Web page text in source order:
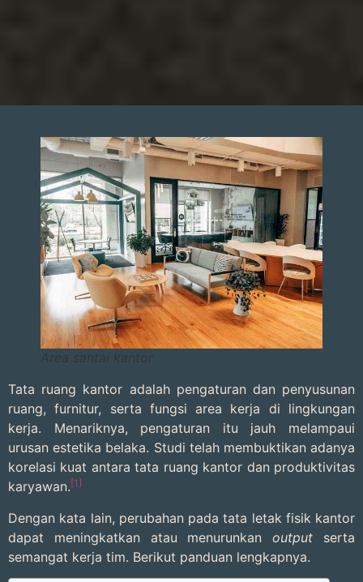
Area santai kantor
Tata ruang kantor adalah pengaturan dan penyusunan
ruang, furnitur, serta fungsi area kerja di lingkungan
kerja. Menariknya, pengaturan itu jauh melampaui
urusan estetika belaka. Studi telah membuktikan adanya
korelasi kuat antara tata ruang kantor dan produktivitas
karyawan. [1]
Dengan kata lain, perubahan pada tata letak fisik kantor
dapat meningkatkan atau menurunkanoutput serta
semangat kerja tim. Berikut panduan lengkapnya.